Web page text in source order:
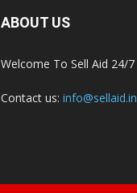
ABOUT US
Welcome To Sell Aid 24/7
Contact us: info@sellaid.in